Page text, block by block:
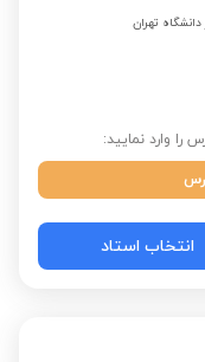
تهران
وارد نمایید:
انتخاب استاد